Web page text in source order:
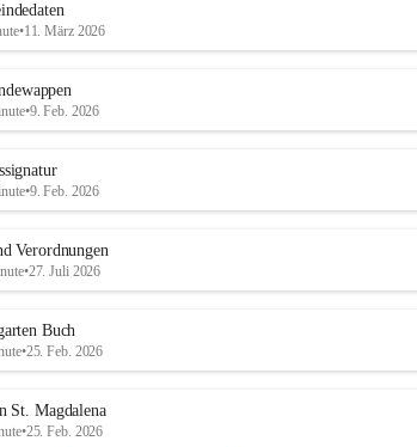
•11. März 2026
•9. Feb. 2026
•9. Feb. 2026
Verordnungen
•27. Juli 2026
Buch
•25. Feb. 2026
St. Magdalena
•25. Feb. 2026